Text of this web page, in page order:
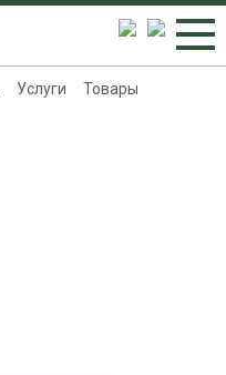
Услуги Товары